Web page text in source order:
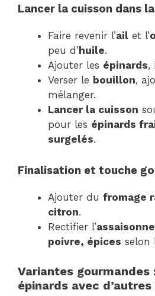
Lancer la cuisson dans
Faire revenir l’ail et l’
peu d’ huile.
Ajouter les épinards,
Verser le bouillon,
mélanger.
Lancer la cuisson
pour les épinards
surgelés.
Finalisation et touche
Ajouter du fromage
citron.
Rectifier l’
poivre, épices selon
Variantes gourmandes
épinards avec